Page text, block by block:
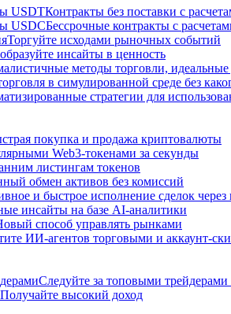
USDTКонтракты без поставки с
USDCБессрочные контракты с
Торгуйте исходами рыночных событий
инсайты в ценность
методы торговли, идеальные
в симулированной среде без
стратегии для
покупка и продажа криптовалюты
Web3-токенами за секунды
листингам токенов
обмен активов без комиссий
и быстрое исполнение сделок
инсайты на базе AI-аналитики
способ управлять рынками
ИИ-агентов торговыми и аккаунт-
Следуйте за топовыми
Получайте высокий доход